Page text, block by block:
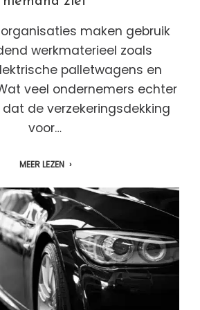
maken gebruik
werkmaterieel zoals
palletwagens en
veel ondernemers echter
de verzekeringsdekking
voor…
MEER LEZEN